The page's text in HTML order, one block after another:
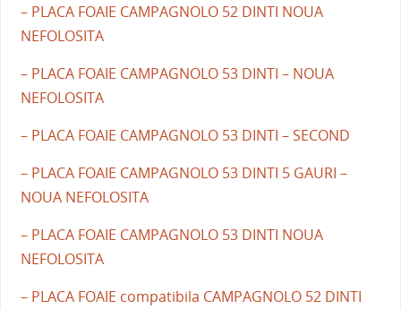
– PLACA FOAIE CAMPAGNOLO 52 DINTI NOUA
NEFOLOSITA
– PLACA FOAIE CAMPAGNOLO 53 DINTI – NOUA
NEFOLOSITA
– PLACA FOAIE CAMPAGNOLO 53 DINTI – SECOND
– PLACA FOAIE CAMPAGNOLO 53 DINTI 5 GAURI –
NOUA NEFOLOSITA
– PLACA FOAIE CAMPAGNOLO 53 DINTI NOUA
NEFOLOSITA
– PLACA FOAIE compatibila CAMPAGNOLO 52 DINTI